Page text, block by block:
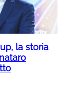
la storia